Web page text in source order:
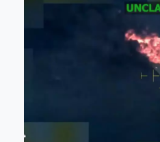
長柯民思指法案旨在緩和